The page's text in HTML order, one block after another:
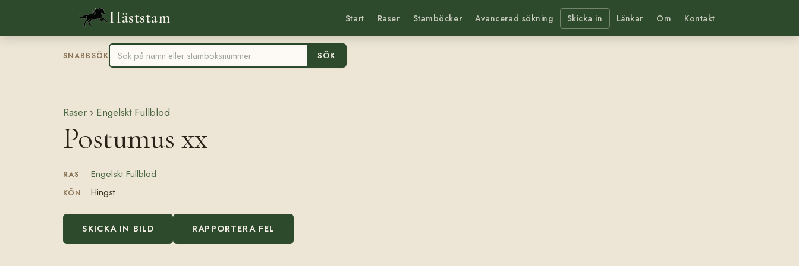
Häststam Start Raser Stamböcker Avancerad sökning Skicka in Länkar Om Kontakt
SNABBSÖK SÖK
Raser › Engelskt Fullblod
Postumus xx
RAS Engelskt Fullblod
KÖN Hingst
SKICKA IN BILD RAPPORTERA FEL